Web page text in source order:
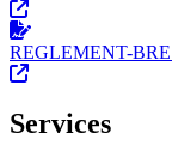
REGLEMENT-
Services